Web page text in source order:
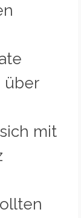
über
mit